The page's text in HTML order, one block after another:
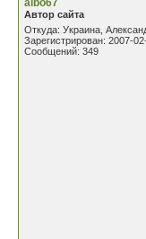
albo67
Автор сайта
Откуда: Украина,
Зарегистрирован: 2007-
Сообщений: 349